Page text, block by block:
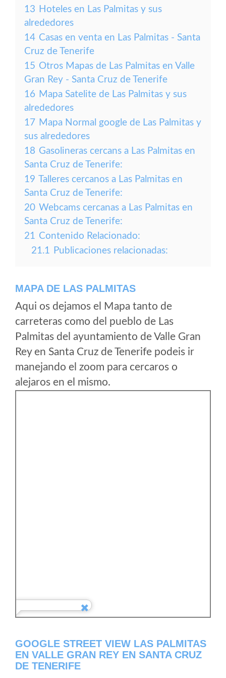
13 Hoteles en Las Palmitas y sus
alrededores
14 Casas en venta en Las Palmitas - Santa
Cruz de Tenerife
15 Otros Mapas de Las Palmitas en Valle
Gran Rey - Santa Cruz de Tenerife
16 Mapa Satelite de Las Palmitas y sus
alrededores
17 Mapa Normal google de Las Palmitas y
sus alrededores
18 Gasolineras cercans a Las Palmitas en
Santa Cruz de Tenerife:
19 Talleres cercanos a Las Palmitas en
Santa Cruz de Tenerife:
20 Webcams cercanas a Las Palmitas en
Santa Cruz de Tenerife:
21 Contenido Relacionado:
21.1 Publicaciones relacionadas:
MAPA DE LAS PALMITAS
Aqui os dejamos el Mapa tanto de
carreteras como del pueblo de Las
Palmitas del ayuntamiento de Valle Gran
Rey en Santa Cruz de Tenerife podeis ir
manejando el zoom para cercaros o
alejaros en el mismo.
GOOGLE STREET VIEW LAS PALMITAS
EN VALLE GRAN REY EN SANTA CRUZ
DE TENERIFE